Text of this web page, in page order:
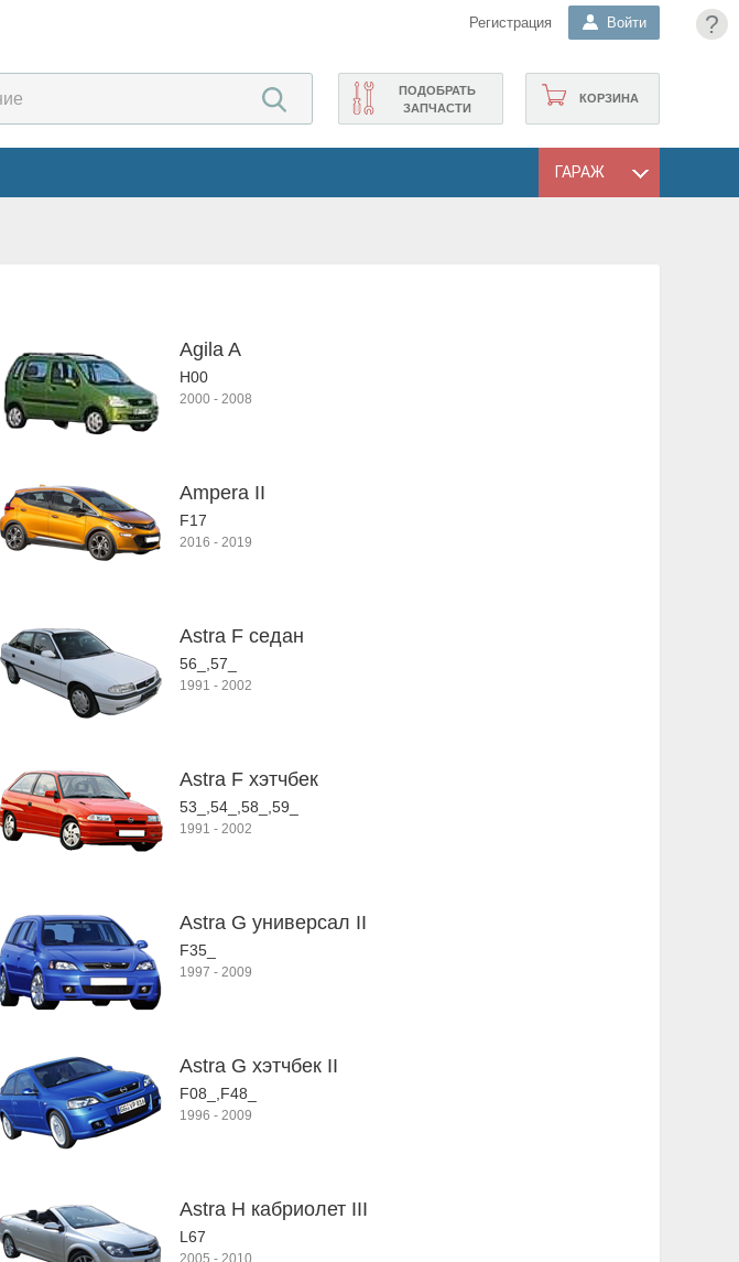
?
Регистрация Войти
КОРЗИНА
ПОДОБРАТЬ
ЗАПЧАСТИ
ГАРАЖ
Agila A
H00
2000- 2008
Ampera II
F17
2016 - 2019
Astra F седан
56_,57_
1991 - 2002
Astra F хэтчбек
53_,54_,58_,59_
1991 - 2002
Astra G универсал II
F35_
1997 - 2009
Astra G хэтчбек II
F08_,F48_
1996 - 2009
Astra H кабриолет III
L67
2005 - 2010